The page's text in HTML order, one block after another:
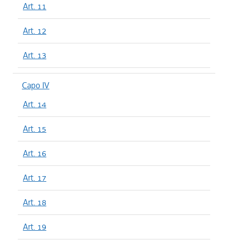
Art. 11
Art. 12
Art. 13
Capo IV
Art. 14
Art. 15
Art. 16
Art. 17
Art. 18
Art. 19